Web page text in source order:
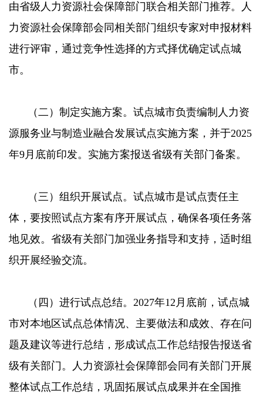
由省级人力资源社会保障部门联合相关部门推荐。人
力资源社会保障部会同相关部门组织专家对申报材料
进行评审，通过竞争性选择的方式择优确定试点城
市。
（二）制定实施方案。试点城市负责编制人力资
源服务业与制造业融合发展试点实施方案，并于2025
年9月底前印发。实施方案报送省级有关部门备案。
（三）组织开展试点。试点城市是试点责任主
体，要按照试点方案有序开展试点，确保各项任务落
地见效。省级有关部门加强业务指导和支持，适时组
织开展经验交流。
（四）进行试点总结。2027年12月底前，试点城
市对本地区试点总体情况、主要做法和成效、存在问
题及建议等进行总结，形成试点工作总结报告报送省
级有关部门。人力资源社会保障部会同有关部门开展
整体试点工作总结，巩固拓展试点成果并在全国推